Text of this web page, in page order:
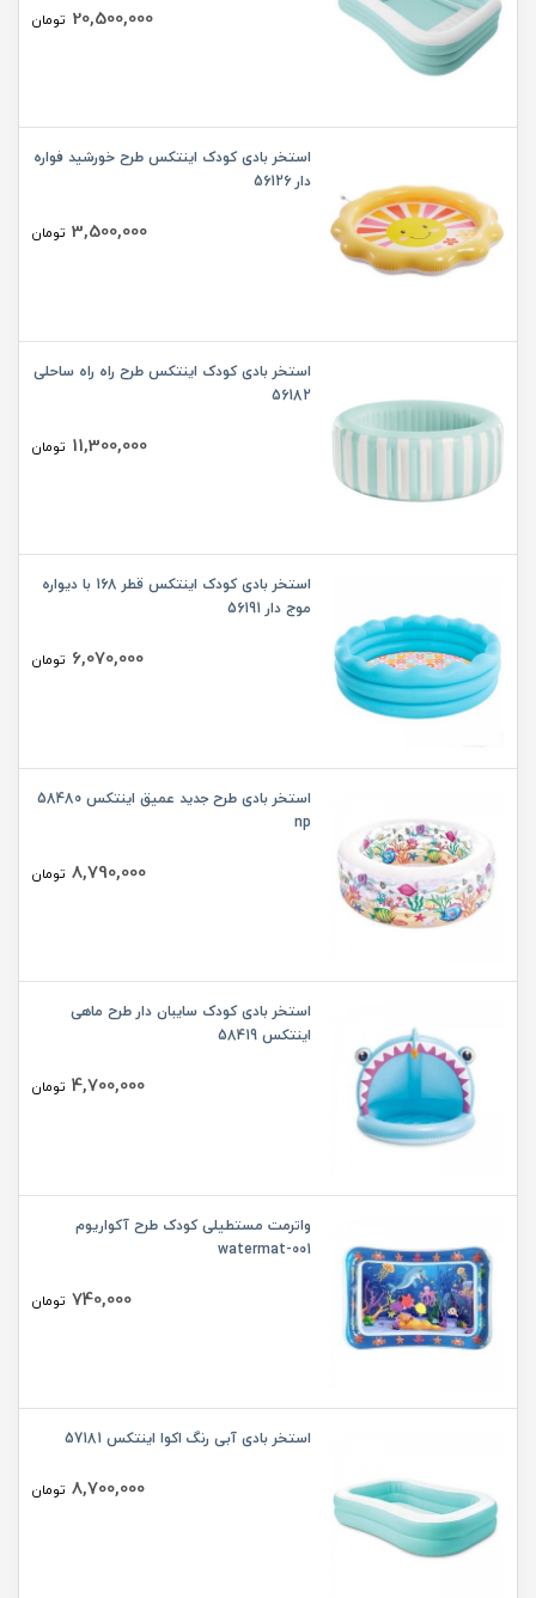
20,500,000 تومان
استخر بادی کودک اینتکس طرح خورشید فواره
دار 56126
3,500,000 تومان
استخر بادی کودک اینتکس طرح راه راه ساحلی
56182
11,300,000 تومان
استخر بادی کودک اینتکس قطر 168 با دیواره
موج دار 56191
6,070,000 تومان
استخر بادی طرح جدید عمیق اینتکس 58480
np
8,790,000 تومان
استخر بادی کودک سایبان دار طرح ماهی
اینتکس 58419
4,700,000 تومان
واترمت مستطیلی کودک طرح آکواریوم
watermat-001
740,000 تومان
استخر بادی آبی رنگ اکوا اینتکس 57181
8,700,000 تومان